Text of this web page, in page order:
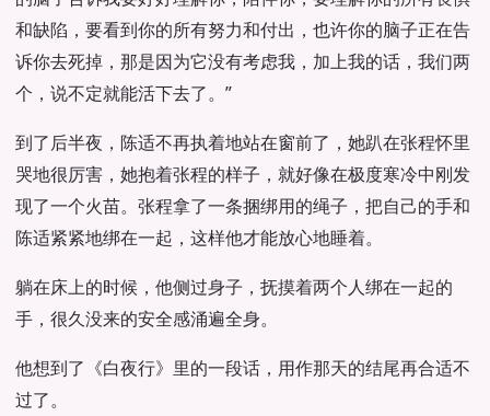
和缺陷，要看到你的所有努力和付出，也许你的脑子正在告
诉你去死掉，那是因为它没有考虑我，加上我的话，我们两
个，说不定就能活下去了。”
到了后半夜，陈适不再执着地站在窗前了，她趴在张程怀里
哭地很厉害，她抱着张程的样子，就好像在极度寒冷中刚发
现了一个火苗。张程拿了一条捆绑用的绳子，把自己的手和
陈适紧紧地绑在一起，这样他才能放心地睡着。
躺在床上的时候，他侧过身子，抚摸着两个人绑在一起的
手，很久没来的安全感涌遍全身。
他想到了《白夜行》里的一段话，用作那天的结尾再合适不
过了。